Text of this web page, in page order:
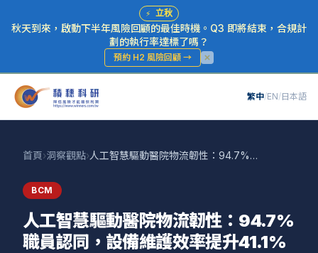
⚡ 立秋
秋天到來，啟動下半年風險回顧的最佳時機。Q3 即將結束，合規計
劃的執行率達標了嗎？
預約 H2 風險回顧 →
繁中/EN/日本語
首頁›洞察觀點› 人工智慧驅動醫院物流韌性：94.7%職員認同，設備維護效率提升41.1%
BCM
人工智慧驅動醫院物流韌性：94.7%
職員認同，設備維護效率提升41.1%